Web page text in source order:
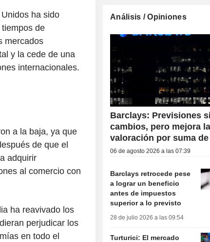
ha sido
de
mercados
y la cede de una
internacionales.
a la baja, ya que
de que el
adquirir
al comercio con
ha reavivado los
perjudicar los
en todo el
Análisis / Opiniones
Barclays: Previsiones
cambios, pero mejora la
valoración por suma
06 de agosto 2026 a las 07:39
Barclays retrocede pese
a lograr un beneficio
antes de impuestos
superior a lo previsto
28 de julio 2026 a las 09:54
Turturici: El mercado